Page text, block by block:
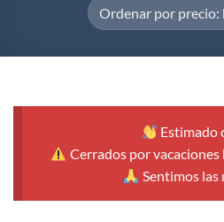
Estimado
Cerrados por
Sentimos las